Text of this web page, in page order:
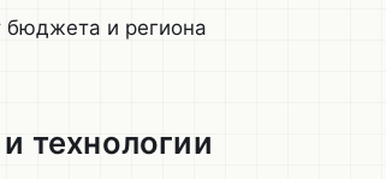
бюджета и региона
технологии